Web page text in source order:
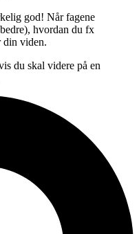
god! Når fagene
hvordan du fx
din viden.
du skal videre på en